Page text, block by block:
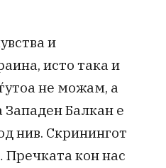
и
исто така и
не можам, а
Балкан е
нив. Скринингот
Пречката кон нас